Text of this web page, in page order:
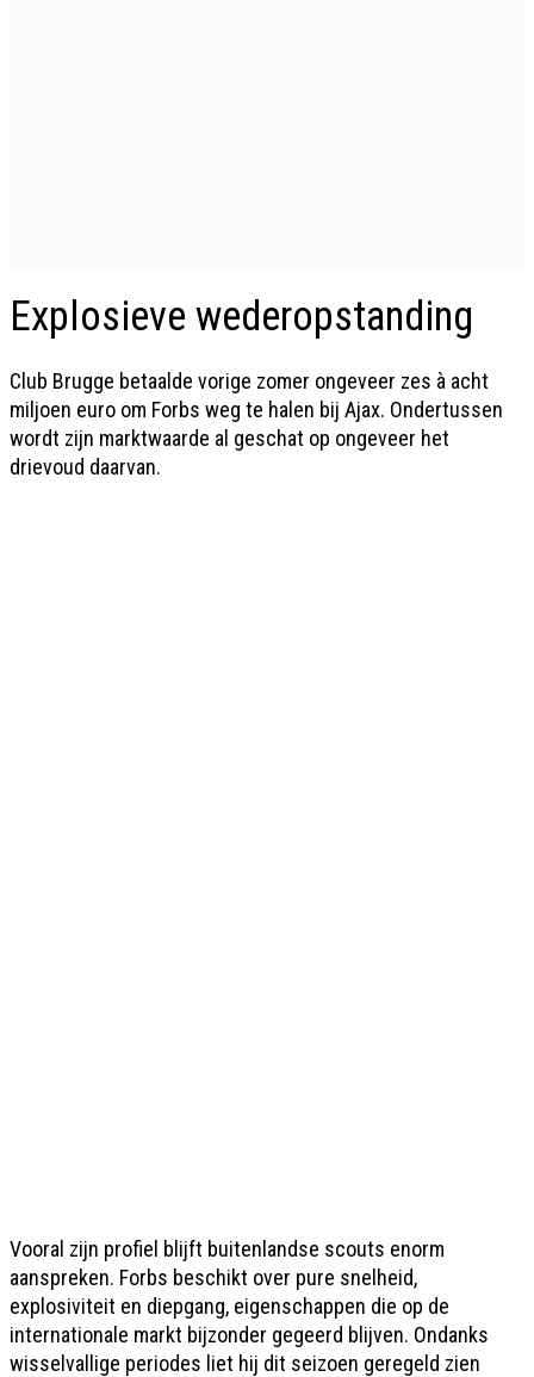
Explosieve wederopstanding
Club Brugge betaalde vorige zomer ongeveer zes à acht
miljoen euro om Forbs weg te halen bij Ajax. Ondertussen
wordt zijn marktwaarde al geschat op ongeveer het
drievoud daarvan.
Vooral zijn profiel blijft buitenlandse scouts enorm
aanspreken. Forbs beschikt over pure snelheid,
explosiviteit en diepgang, eigenschappen die op de
internationale markt bijzonder gegeerd blijven. Ondanks
wisselvallige periodes liet hij dit seizoen geregeld zien